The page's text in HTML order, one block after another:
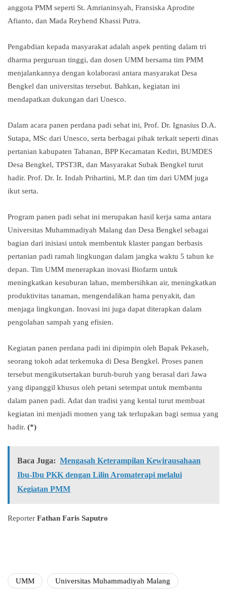
anggota PMM seperti St. Amrianinsyah, Fransiska Aprodite
Afianto, dan Mada Reyhend Khassi Putra.
Pengabdian kepada masyarakat adalah aspek penting dalam tri
dharma perguruan tinggi, dan dosen UMM bersama tim PMM
menjalankannya dengan kolaborasi antara masyarakat Desa
Bengkel dan universitas tersebut. Bahkan, kegiatan ini
mendapatkan dukungan dari Unesco.
Dalam acara panen perdana padi sehat ini, Prof. Dr. Ignasius D.A.
Sutapa, MSc dari Unesco, serta berbagai pihak terkait seperti dinas
pertanian kabupaten Tabanan, BPP Kecamatan Kediri, BUMDES
Desa Bengkel, TPST3R, dan Masyarakat Subak Bengkel turut
hadir. Prof. Dr. Ir. Indah Prihartini, M.P. dan tim dari UMM juga
ikut serta.
Program panen padi sehat ini merupakan hasil kerja sama antara
Universitas Muhammadiyah Malang dan Desa Bengkel sebagai
bagian dari inisiasi untuk membentuk klaster pangan berbasis
pertanian padi ramah lingkungan dalam jangka waktu 5 tahun ke
depan. Tim UMM menerapkan inovasi Biofarm untuk
meningkatkan kesuburan lahan, membersihkan air, meningkatkan
produktivitas tanaman, mengendalikan hama penyakit, dan
menjaga lingkungan. Inovasi ini juga dapat diterapkan dalam
pengolahan sampah yang efisien.
Kegiatan panen perdana padi ini dipimpin oleh Bapak Pekaseh,
seorang tokoh adat terkemuka di Desa Bengkel. Proses panen
tersebut mengikutsertakan buruh-buruh yang berasal dari Jawa
yang dipanggil khusus oleh petani setempat untuk membantu
dalam panen padi. Adat dan tradisi yang kental turut membuat
kegiatan ini menjadi momen yang tak terlupakan bagi semua yang
hadir. (*)
Baca Juga: Mengasah Keterampilan Kewirausahaan
Ibu-Ibu PKK dengan Lilin Aromaterapi melalui
Kegiatan PMM
Reporter Fathan Faris Saputro
UMM Universitas Muhammadiyah Malang